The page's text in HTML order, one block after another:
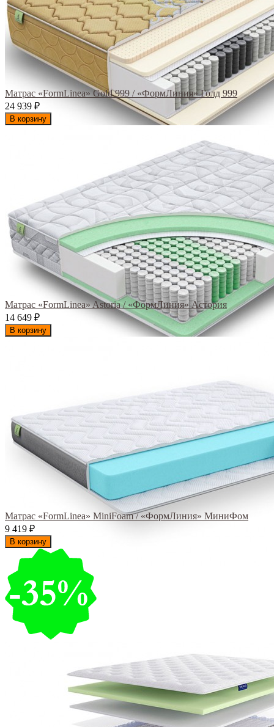
Матрас «FormLinea» Gold 999 / «ФормЛиния» Голд 999
24 939 ₽
В корзину
Матрас «FormLinea» Astoria / «ФормЛиния» Астория
14 649 ₽
В корзину
Матрас «FormLinea» MiniFoam / «ФормЛиния» МиниФом
9 419 ₽
В корзину